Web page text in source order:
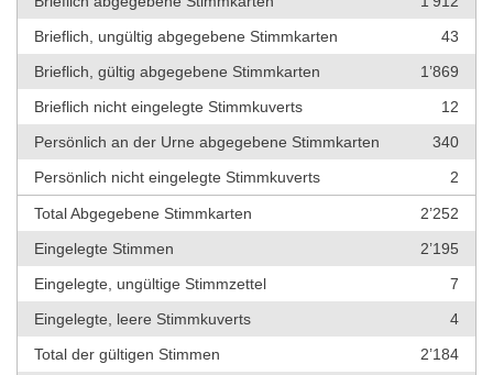
Brieflich, ungültig abgegebene Stimmkarten
43
Brieflich, gültig abgegebene Stimmkarten
1’869
Brieflich nicht eingelegte Stimmkuverts
12
Persönlich an der Urne abgegebene Stimmkarten
340
Persönlich nicht eingelegte Stimmkuverts
2
Total Abgegebene Stimmkarten
2’252
Eingelegte Stimmen
2’195
Eingelegte, ungültige Stimmzettel
7
Eingelegte, leere Stimmkuverts
4
Total der gültigen Stimmen
2’184